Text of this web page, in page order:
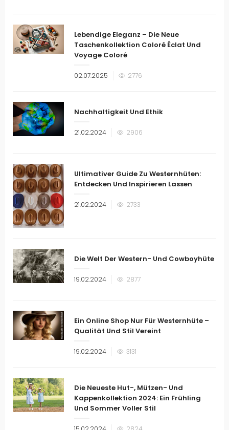
Lebendige Eleganz – Die Neue
Taschenkollektion Coloré Éclat Und
Voyage Coloré
Veröffentlicht
02.07.2025 2776
Nachhaltigkeit Und Ethik
Veröffentlicht
21.02.2024 2906
Ultimativer Guide Zu Westernhüten:
Entdecken Und Inspirieren Lassen
Veröffentlicht
21.02.2024 2733
Die Welt Der Western- Und Cowboyhüte
Veröffentlicht
19.02.2024 2877
Ein Online Shop Nur Für Westernhüte –
Qualität Und Stil Vereint
Veröffentlicht
19.02.2024 3131
Die Neueste Hut-, Mützen- Und
Kappenkollektion 2024: Ein Frühling
Und Sommer Voller Stil
Veröffentlicht